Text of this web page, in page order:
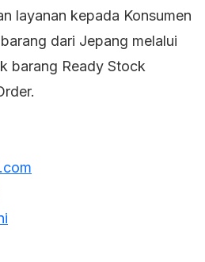
layanan kepada Konsumen
dari Jepang melalui
barang Ready Stock